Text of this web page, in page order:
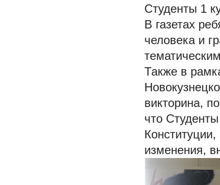
Студенты 1
В газетах
человека и
Также в
викторина,
что
изменения,